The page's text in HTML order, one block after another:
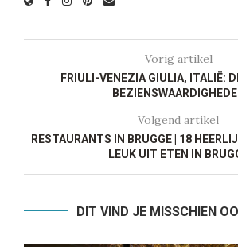
Vorig artikel
FRIULI-VENEZIA GIULIA, ITALIË:
Volgend artikel
RESTAURANTS IN BRUGGE | 18
LEUK UIT ETEN IN
DIT VIND JE MISSCHIEN